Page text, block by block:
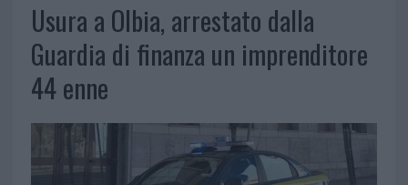
Usura a Olbia, arrestato dalla
Guardia di finanza un imprenditore
44 enne